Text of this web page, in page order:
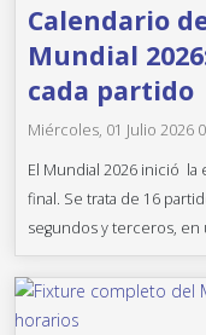
Calendario
Mundial
cada partido
Miércoles, 01 Julio 2026
El Mundial 2026 inició la
final. Se trata de 16
segundos y terceros, en